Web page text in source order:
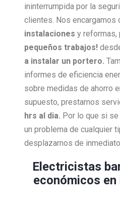
ininterrumpida por la
clientes. Nos encargamos
instalaciones y reformas,
pequeños trabajos!
a instalar un portero.
informes de eficiencia
sobre medidas de ahorro
supuesto, prestamos
hrs al dia. Por lo que si se
un problema de cualquier
desplazarnos de inmediato
Electricistas
económicos